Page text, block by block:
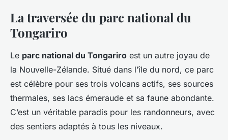
La traversée du parc national du
Tongariro
Le parc national du Tongariro est un autre joyau de
la Nouvelle-Zélande. Situé dans l’île du nord, ce parc
est célèbre pour ses trois volcans actifs, ses sources
thermales, ses lacs émeraude et sa faune abondante.
C’est un véritable paradis pour les randonneurs, avec
des sentiers adaptés à tous les niveaux.